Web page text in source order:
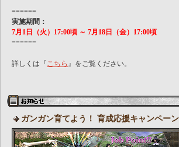
======
実施期間：
7月1日（火）17:00頃 ～ 7月18日（金）17:00頃
======
詳しくは『こちら 』をご覧ください。
ガンガン育てよう！ 育成応援キャンペーン